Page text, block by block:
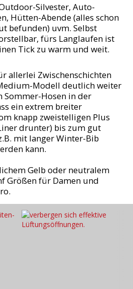
Silvester, Auto-
Hütten-Abende (alles schon
befunden) uvm. Selbst
fürs Langlaufen ist
Tick zu warm und weit.
allerlei Zwischenschichten
Modell deutlich weiter
Sommer-Hosen in der
ein extrem breiter
knapp zweistelligen Plus
drunter) bis zum gut
mit langer Winter-Bib
kann.
Gelb oder neutralem
Größen für Damen und